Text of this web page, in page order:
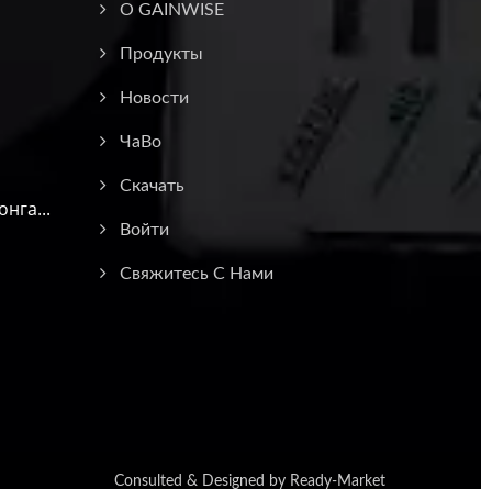
О GAINWISE
Продукты
Новости
ЧаВо
Скачать
Войти
Свяжитесь С Нами
Consulted & Designed by Ready-Market